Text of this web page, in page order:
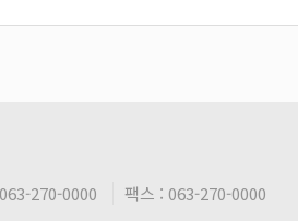
270-0000
팩스 : 063-270-0000